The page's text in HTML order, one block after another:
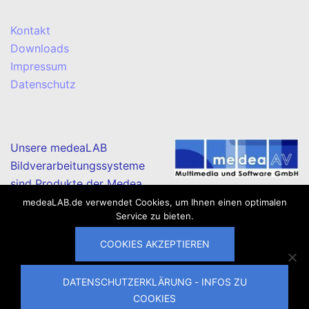
Kontakt
Downloads
Impressum
Datenschutz
Unsere medeaLAB
Bildverarbeitungssysteme
sind Produkte der Medea
AV Multimedia und Software GmbH.
© 2026 medeaLAB Imaging Systems. Stolz präsentiert
von Sydney
medeaLAB.de verwendet Cookies, um Ihnen einen optimalen
Service zu bieten.
COOKIES AKZEPTIEREN
DATENSCHUTZERKLÄRUNG - INFOS ZU
COOKIES